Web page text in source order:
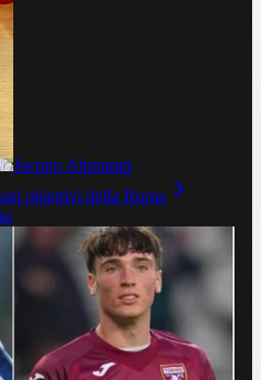
Jacopo Aliprandi
obiettivi della Roma